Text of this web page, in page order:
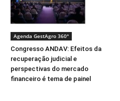
Agenda GestAgro 360°
Congresso ANDAV: Efeitos da
recuperação judicial e
perspectivas do mercado
financeiro é tema de painel